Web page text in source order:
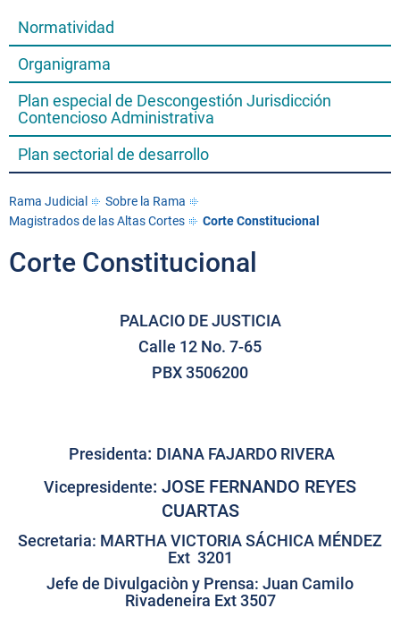
Normatividad
Organigrama
Plan especial de Descongestión Jurisdicción
Contencioso Administrativa
Plan sectorial de desarrollo
Rama Judicial
Sobre la Rama
Magistrados de las Altas Cortes
Corte Constitucional
Corte Constitucional
PALACIO DE JUSTICIA
Calle 12 No. 7-65
PBX 3506200
Presidenta: DIANA FAJARDO RIVERA
Vicepresidente: JOSE FERNANDO REYES
CUARTAS
Secretaria: MARTHA VICTORIA SÁCHICA MÉNDEZ
Ext 3201
Jefe de Divulgaciòn y Prensa: Juan Camilo
Rivadeneira Ext 3507